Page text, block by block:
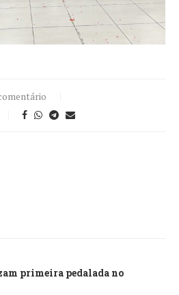
primeira pedalada no